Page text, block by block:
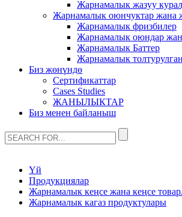
Жарнамалык жазуу
Жарнамалык оюнчуктар жана
Жарнамалык фризбилер
Жарнамалык оюндар
Жарнамалык Баттер
Жарнамалык
Биз жөнүндө
Сертификаттар
Cases Studies
ЖАНЫЛЫКТАР
Биз менен байланыш
Үй
Продукциялар
Жарнамалык кеңсе жана кеңсе
Жарнамалык кагаз продуктулары